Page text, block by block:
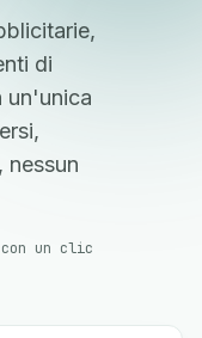
di
un'unica
nessun
un clic